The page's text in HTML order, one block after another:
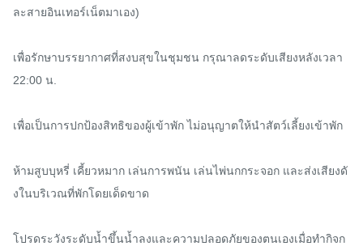
ละสายอินเทอร์เน็ตมาเอง)
เพื่อรักษาบรรยากาศที่สงบสุขในชุมชน กรุณาลดระดับเสียงหลังเวลา
22:00 น.
เพื่อเป็นการปกป้องสิทธิของผู้เข้าพัก ไม่อนุญาตให้นำสัตว์เลี้ยงเข้าพัก
ห้ามสูบบุหรี่ เคี้ยวหมาก เล่นการพนัน เล่นไพ่นกกระจอก และส่งเสียงดั
งในบริเวณที่พักโดยเด็ดขาด
โปรดระวังระดับน้ำขึ้นน้ำลงและความปลอดภัยของตนเองเมื่อทำกิจก